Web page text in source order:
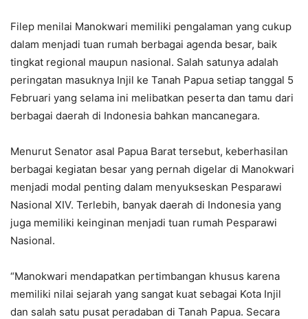
Filep menilai Manokwari memiliki pengalaman yang cukup
dalam menjadi tuan rumah berbagai agenda besar, baik
tingkat regional maupun nasional. Salah satunya adalah
peringatan masuknya Injil ke Tanah Papua setiap tanggal 5
Februari yang selama ini melibatkan peserta dan tamu dari
berbagai daerah di Indonesia bahkan mancanegara.
Menurut Senator asal Papua Barat tersebut, keberhasilan
berbagai kegiatan besar yang pernah digelar di Manokwari
menjadi modal penting dalam menyukseskan Pesparawi
Nasional XIV. Terlebih, banyak daerah di Indonesia yang
juga memiliki keinginan menjadi tuan rumah Pesparawi
Nasional.
“Manokwari mendapatkan pertimbangan khusus karena
memiliki nilai sejarah yang sangat kuat sebagai Kota Injil
dan salah satu pusat peradaban di Tanah Papua. Secara